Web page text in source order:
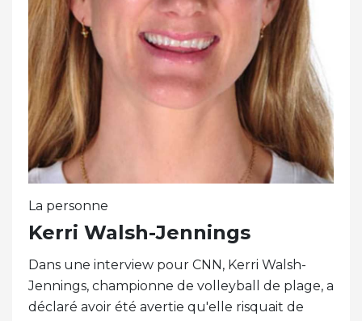
La personne
Kerri Walsh-Jennings
Dans une interview pour CNN, Kerri Walsh-
Jennings, championne de volleyball de plage, a
déclaré avoir été avertie qu'elle risquait de